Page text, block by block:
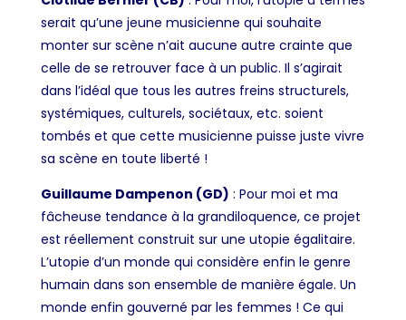
serait qu’une jeune musicienne qui souhaite
monter sur scène n’ait aucune autre crainte que
celle de se retrouver face à un public. Il s’agirait
dans l’idéal que tous les autres freins structurels,
systémiques, culturels, sociétaux, etc. soient
tombés et que cette musicienne puisse juste vivre
sa scène en toute liberté !
Guillaume Dampenon (GD) : Pour moi et ma
fâcheuse tendance à la grandiloquence, ce projet
est réellement construit sur une utopie égalitaire.
L’utopie d’un monde qui considère enfin le genre
humain dans son ensemble de manière égale. Un
monde enfin gouverné par les femmes ! Ce qui